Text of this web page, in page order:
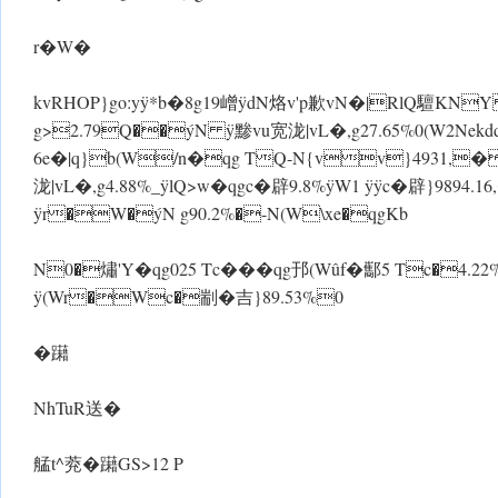
r�W�
kvRHOP}go:y ÿ*b�8g19嶒 ÿdN烙v'p歉vN�|RlQ
g>2.79Q��ýN ÿ黪vu宽泷
6e�|q}b(W/n�qg TQ-
泷|vL�,g4.88%_ ÿlQ>w�qgc�辟9.8%ÿW1 ÿ ÿc�辟
ÿr�W�ýN g90.2%�-N(W\xe�qgKb
N0�熽'Y�qg025 Tc���qg邘(Wûf�酅5
ÿ(Wr�Wc�剬�吉}89.53%0
�躤
NhTuR送�
艋t^萒�躤GS>12 P